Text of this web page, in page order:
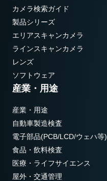
カメラ検索ガイド
製品シリーズ
エリアスキャンカメラ
ラインスキャンカメラ
レンズ
ソフトウェア
産業・用途
産業・用途
自動車製造検査
電子部品(PCB/LCD/ウェハ等)
食品・飲料検査
医療・ライフサイエンス
屋外・交通管理